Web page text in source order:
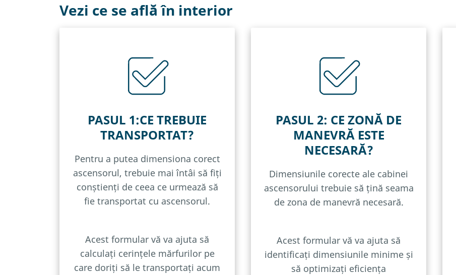
Vezi ce se află în interior
PASUL 1:CE TREBUIE
TRANSPORTAT?
Pentru a putea dimensiona corect
ascensorul, trebuie mai întâi să fiți
conștienți de ceea ce urmează să
fie transportat cu ascensorul.
Acest formular vă va ajuta să
calculați cerințele mărfurilor pe
care doriți să le transportați acum
PASUL 2: CE ZONĂ DE
MANEVRĂ ESTE
NECESARĂ?
Dimensiunile corecte ale cabinei
ascensorului trebuie să țină seama
de zona de manevră necesară.
Acest formular vă va ajuta să
identificați dimensiunile minime și
să optimizați eficiența